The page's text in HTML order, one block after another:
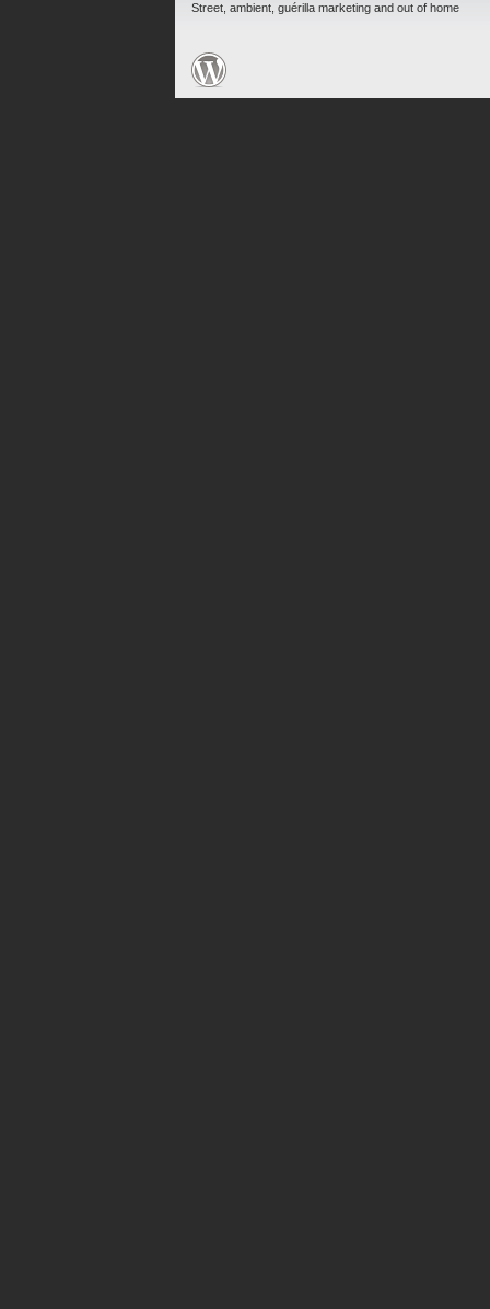
Street, ambient, guérilla marketing and out of home